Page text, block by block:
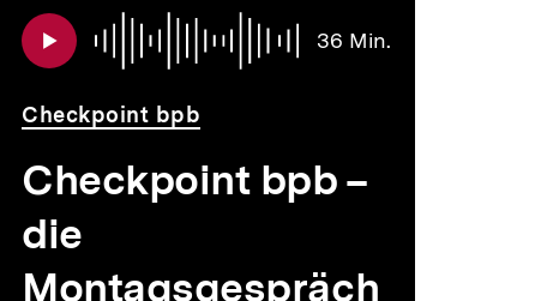
36 Min.
Checkpoint bpb
Checkpoint bpb –
die
Montagsgespräch